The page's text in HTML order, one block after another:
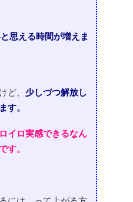
思える時間が増えま
ど、 少しづつ解放し
す。
イロ実感できるなん
す。